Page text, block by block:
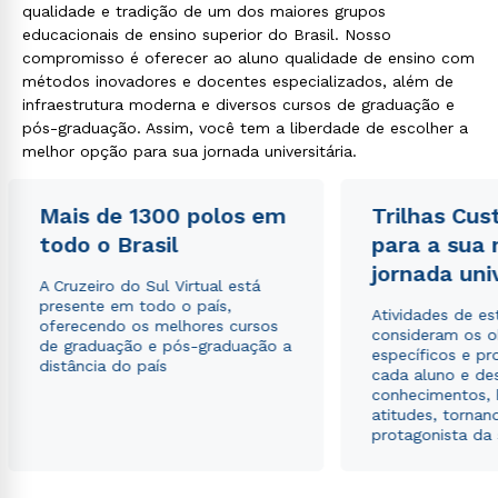
qualidade e tradição de um dos maiores grupos
educacionais de ensino superior do Brasil. Nosso
compromisso é oferecer ao aluno qualidade de ensino com
métodos inovadores e docentes especializados, além de
infraestrutura moderna e diversos cursos de graduação e
pós-graduação. Assim, você tem a liberdade de escolher a
melhor opção para sua jornada universitária.
Mais de 1300 polos em
todo o Brasil
A Cruzeiro do Sul Virtual está
presente em todo o país,
oferecendo os melhores cursos
de graduação e pós-graduação a
distância do país
Trilhas
para a sua
jornada
Atividades de
consideram os
específicos e
cada aluno e
conhecimentos,
atitudes,
protagonista da
WhatsApp
Política de Privacidade.e
autorizo que meus dados sejam utilizados para o